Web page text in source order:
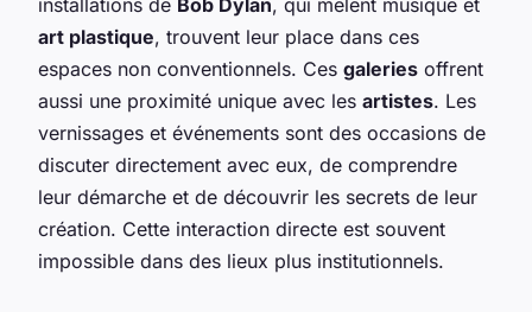
art plastique, trouvent leur place dans ces
espaces non conventionnels. Ces galeries offrent
aussi une proximité unique avec les artistes. Les
vernissages et événements sont des occasions de
discuter directement avec eux, de comprendre
leur démarche et de découvrir les secrets de leur
création. Cette interaction directe est souvent
impossible dans des lieux plus institutionnels.